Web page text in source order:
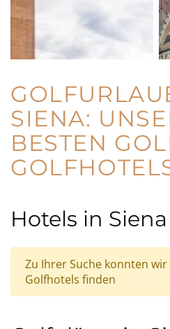
SIENA:
BESTEN
Hotels in Siena
Zu Ihrer Suche konnten
Golfhotels finden